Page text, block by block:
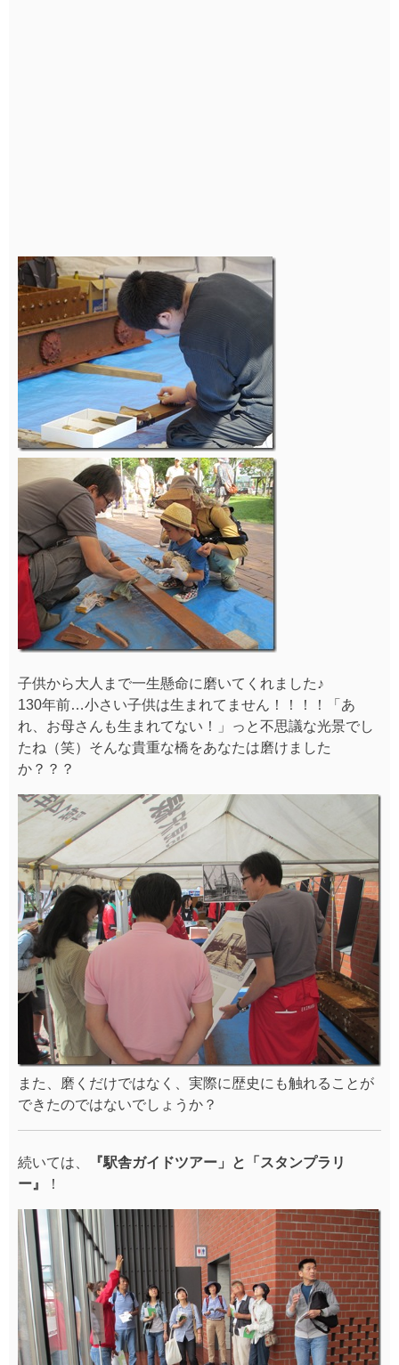
子供から大人まで一生懸命に磨いてくれました♪
130年前…小さい子供は生まれてません！！！！「あ
れ、お母さんも生まれてない！」っと不思議な光景でし
たね（笑）そんな貴重な橋をあなたは磨けました
か？？？
また、磨くだけではなく、実際に歴史にも触れることが
できたのではないでしょうか？
続いては、 『駅舎ガイドツアー」と「スタンプラリ
ー』
昨年は岩見沢複合駅舎設計者の西村浩さんのガイドツア
ーが開催され大好評でした。
今年は、イワホスタッフ真愛がツアーをつとめました。